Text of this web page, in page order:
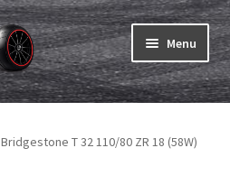
Menu
Udfold
Udfold
Bridgestone T 32 110/80 ZR 18 (58W)